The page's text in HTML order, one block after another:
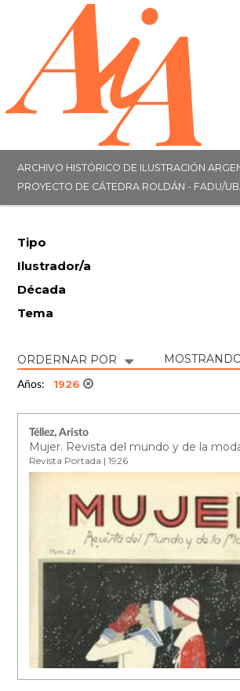
ARCHIVO HISTÓRICO DE ILUSTRACIÓN
PROYECTO DE CÁTEDRA ROLDÁN - FADU/
Tipo
Ilustrador/a
Década
Tema
ORDERNAR POR
Años: 1926
Téllez, Aristo
Mujer. Revista del mundo y de la
Revista Portada | 1926